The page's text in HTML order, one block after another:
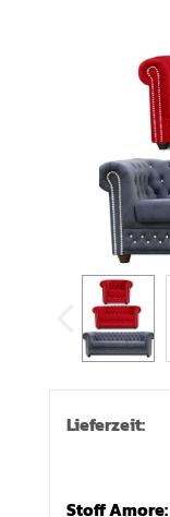
Lieferzeit:
Stoff Amore: